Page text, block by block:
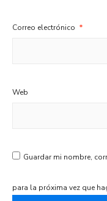
Correo electrónico *
Web
Guardar mi nombre,
para la próxima vez que